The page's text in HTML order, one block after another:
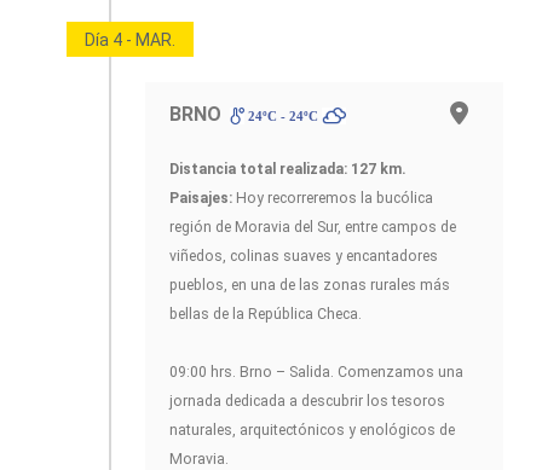
Día 4 - MAR.
BRNO 24ºC - 24ºC
Distancia total realizada: 127 km.
Paisajes: Hoy recorreremos la bucólica
región de Moravia del Sur, entre campos de
viñedos, colinas suaves y encantadores
pueblos, en una de las zonas rurales más
bellas de la República Checa.
09:00 hrs. Brno – Salida. Comenzamos una
jornada dedicada a descubrir los tesoros
naturales, arquitectónicos y enológicos de
Moravia.